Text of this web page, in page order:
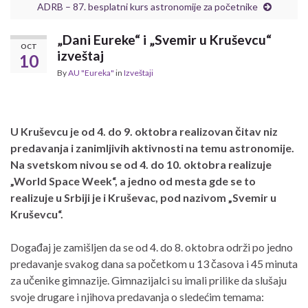
ADRB – 87. besplatni kurs astronomije za početnike
OCT
10
„Dani Eureke“ i „Svemir u Kruševcu“
izveštaj
ByAU "Eureka" in Izveštaji
U Kruševcu je od 4. do 9. oktobra realizovan čitav niz
predavanja i zanimljivih aktivnosti na temu astronomije.
Na svetskom nivou se od 4. do 10. oktobra realizuje
„World Space Week“, a jedno od mesta gde se to
realizuje u Srbiji je i Kruševac, pod nazivom „Svemir u
Kruševcu“.
Događaj je zamišljen da se od 4. do 8. oktobra održi po jedno
predavanje svakog dana sa početkom u 13 časova i 45 minuta
za učenike gimnazije. Gimnazijalci su imali prilike da slušaju
svoje drugare i njihova predavanja o sledećim temama: